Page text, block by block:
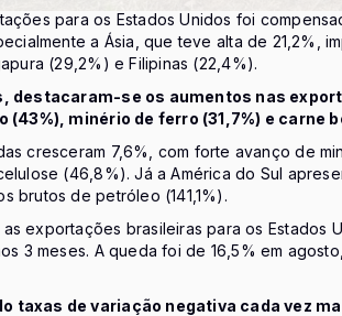
para os Estados Unidos foi
a Ásia, que teve alta de 21,2%,
(29,2%) e Filipinas (22,4%).
destacaram-se os aumentos nas
(43%), minério de ferro (31,7%) e carne
cresceram 7,6%, com forte avanço de
(46,8%). Já a América do Sul
brutos de petróleo (141,1%).
exportações brasileiras para os Estados
3 meses. A queda foi de 16,5% em
taxas de variação negativa cada vez